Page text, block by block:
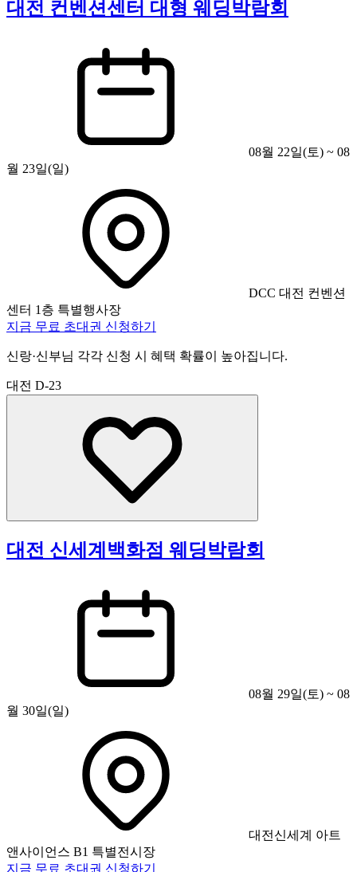
대전 컨벤션센터 대형 웨딩박람회
08월 22일(토) ~ 08
월 23일(일)
DCC 대전 컨벤션
센터 1층 특별행사장
지금 무료 초대권 신청하기
신랑·신부님 각각 신청 시 혜택 확률이 높아집니다.
대전 D-23
대전 신세계백화점 웨딩박람회
08월 29일(토) ~ 08
월 30일(일)
대전신세계 아트
앤사이언스 B1 특별전시장
지금 무료 초대권 신청하기